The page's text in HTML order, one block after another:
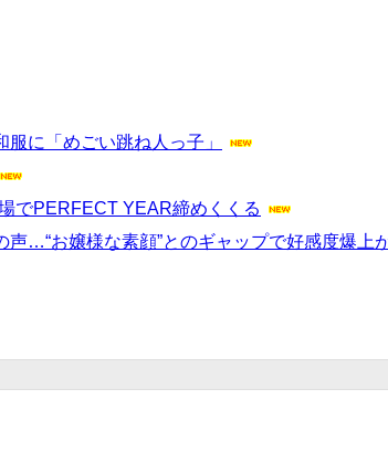
に「めごい跳ね人っ子」
でPERFECT YEAR締めくくる
…“お嬢様な素顔”とのギャップで好感度爆上